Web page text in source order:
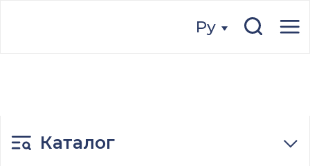
← Вернуться назад